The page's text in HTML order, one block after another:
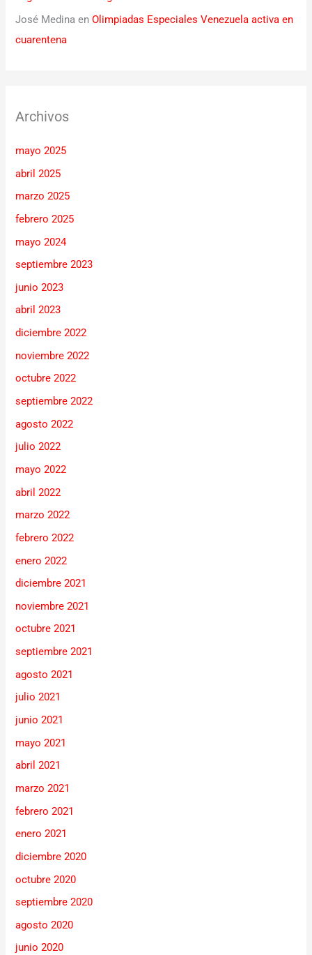
José Medina enOlimpiadas Especiales Venezuela activa en
cuarentena
Archivos
mayo 2025
abril 2025
marzo 2025
febrero 2025
mayo 2024
septiembre 2023
junio 2023
abril 2023
diciembre 2022
noviembre 2022
octubre 2022
septiembre 2022
agosto 2022
julio 2022
mayo 2022
abril 2022
marzo 2022
febrero 2022
enero 2022
diciembre 2021
noviembre 2021
octubre 2021
septiembre 2021
agosto 2021
julio 2021
junio 2021
mayo 2021
abril 2021
marzo 2021
febrero 2021
enero 2021
diciembre 2020
octubre 2020
septiembre 2020
agosto 2020
junio 2020